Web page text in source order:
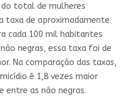
do total de mulheres
taxa de aproximadamente
cada 100 mil habitantes
negras, essa taxa foi de
Na comparação das taxas,
é 1,8 vezes maior
entre as não negras.